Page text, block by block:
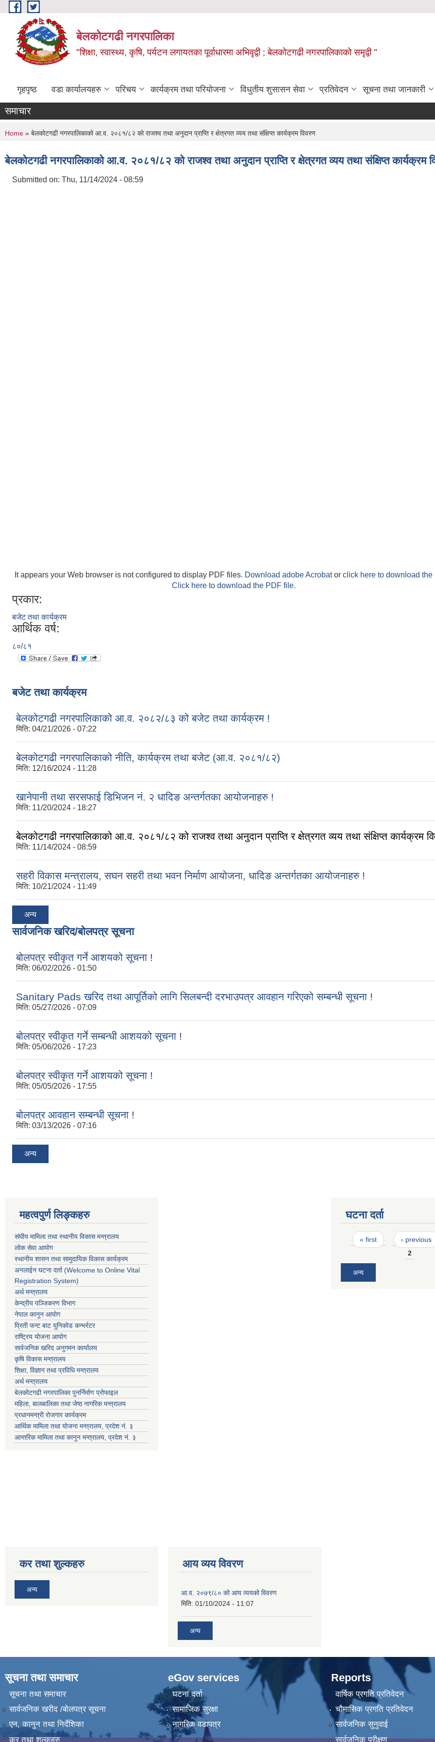
Skip to main content
बेलकोटगढी नगरपालिका
"शिक्षा, स्वास्थ्य, कृषि, पर्यटन लगायतका पूर्वाधारमा अभिवृद्वी ; बेलकोटगढी नगरपालिकाको समृद्वी "
गृहपृष्ठ वडा कार्यालयहरु परिचय कार्यक्रम तथा परियोजना विधुतीय शुसासन सेवा प्रतिवेदन सूचना तथा जानकारी
समाचार
You are here
Home » बेलकोटगढी नगरपालिकाको आ.व. २०८१/८२ को राजश्व तथा अनुदान प्राप्ति र क्षेत्रगत व्यय तथा संक्षिप्त कार्यक्रम विवरण
बेलकोटगढी नगरपालिकाको आ.व. २०८१/८२ को राजश्व तथा अनुदान प्राप्ति र क्षेत्रगत व्यय तथा संक्षिप्त कार्यक्रम
Submitted on: Thu, 11/14/2024 - 08:59
It appears your Web browser is not configured to display PDF files. Download adobe Acrobator click here to download the
Click here to download the PDF file.
प्रकार:
बजेट तथा कार्यक्रम
आर्थिक वर्ष:
८०/८१
बजेट तथा कार्यक्रम
बेलकोटगढी नगरपालिकाको आ.व. २०८२/८३ को बजेट तथा कार्यक्रम !
मिति: 04/21/2026 - 07:22
बेलकोटगढी नगरपालिकाको नीति, कार्यक्रम तथा बजेट (आ.व. २०८१/८२)
मिति: 12/16/2024 - 11:28
खानेपानी तथा सरसफाई डिभिजन नं. २ धादिङ अन्तर्गतका आयोजनाहरु !
मिति: 11/20/2024 - 18:27
बेलकोटगढी नगरपालिकाको आ.व. २०८१/८२ को राजश्व तथा अनुदान प्राप्ति र क्षेत्रगत व्यय तथा संक्षिप्त कार्यक्रम
मिति: 11/14/2024 - 08:59
सहरी विकास मन्त्रालय, सघन सहरी तथा भवन निर्माण आयोजना, धादिङ अन्तर्गतका आयोजनाहरु !
मिति: 10/21/2024 - 11:49
अन्य
सार्वजनिक खरिद/बोलपत्र सूचना
बोलपत्र स्वीकृत गर्ने आशयको सूचना !
मिति: 06/02/2026 - 01:50
Sanitary Pads खरिद तथा आपूर्तिको लागि सिलबन्दी दरभाउपत्र आवहान गरिएको सम्बन्धी सूचना !
मिति: 05/27/2026 - 07:09
बोलपत्र स्वीकृत गर्ने सम्बन्धी आशयको सूचना !
मिति: 05/06/2026 - 17:23
बोलपत्र स्वीकृत गर्ने आशयको सूचना !
मिति: 05/05/2026 - 17:55
बोलपत्र आवहान सम्बन्धी सूचना !
मिति: 03/13/2026 - 07:16
अन्य
महत्वपुर्ण लिङ्कहरु
संघीय मामिला तथा स्थानीय विकास मन्त्रालय
लोक सेवा आयोग
स्थानीय शासन तथा सामुदायिक विकास कार्यक्रम
अनलाईन घटना दर्ता (Welcome to Online Vital
Registration System)
अर्थ मन्त्रालय
केन्द्रीय पञ्जिकरण विभाग
नेपाल कानुन आयोग
प्रिती फन्ट बाट युनिकोड कन्भर्रटर
राष्ट्रिय योजना आयोग
सार्वजनिक खरिद अनुगमन कार्यालय
कृषि विकास मन्त्रालय
शिक्षा, विज्ञान तथा प्रविधि मन्त्रालय
अर्थ मन्त्रालय
बेलकोटगढी नगरपालिका पुनर्निर्माण प्रोफाइल
महिला, बालबालिका तथा जेष्ठ नागरिक मन्त्रालय
प्रधानमन्त्री रोजगार कार्यक्रम
आर्थिक मामिला तथा योजना मन्त्रालय, प्रदेश नं. ३
आन्तरिक मामिला तथा कानुन मन्त्रालय, प्रदेश नं. ३
घटना दर्ता
Pages
« first
‹ previous
2
अन्य
कर तथा शुल्कहरु
अन्य
आय व्यय विवरण
आ.व. २०७९/८० को आय व्ययको विवरण
मिति: 01/10/2024 - 11:07
अन्य
सूचना तथा समाचार
सूचना तथा समाचार
सार्वजनिक खरीद /बोलपत्र सूचना
एन, कानुन तथा निर्देशिका
कर तथा शुल्कहरु
eGov services
घटना दर्ता
सामाजिक सुरक्षा
नागरिक वडापत्र
Reports
वार्षिक प्रगति प्रतिवेदन
चौमासिक प्रगति प्रतिवेदन
सार्वजनिक सुनुवाई
सार्वजनिक परीक्षण